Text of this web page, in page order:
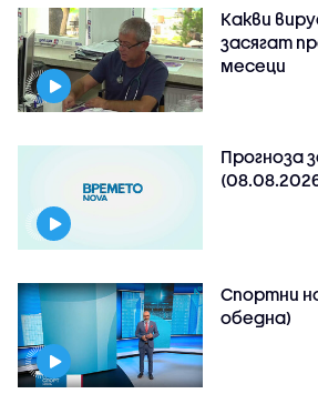
Какви
засягат
месеци
Прогноза
Спортни
обедна)